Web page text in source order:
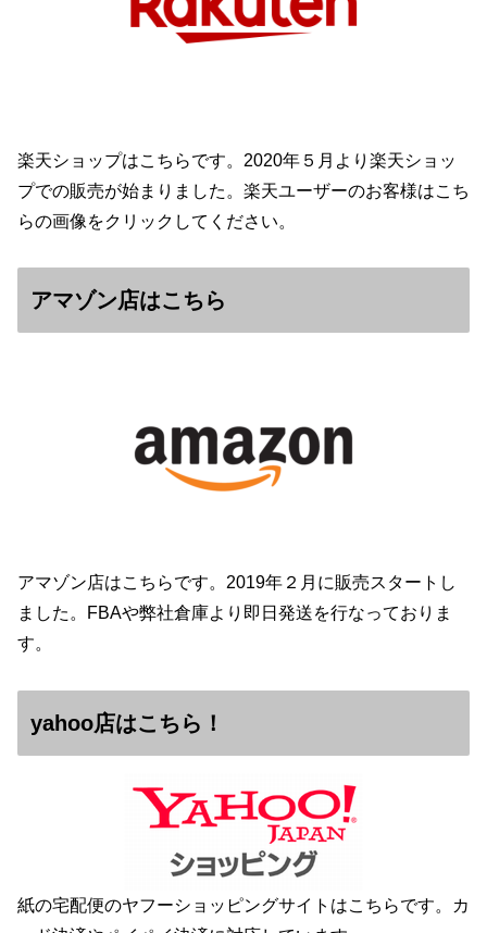
楽天ショップはこちらです。2020年５月より楽天ショッ
プでの販売が始まりました。楽天ユーザーのお客様はこち
らの画像をクリックしてください。
アマゾン店はこちら
アマゾン店はこちらです。2019年２月に販売スタートし
ました。FBAや弊社倉庫より即日発送を行なっておりま
す。
yahoo店はこちら！
紙の宅配便のヤフーショッピングサイトはこちらです。カ